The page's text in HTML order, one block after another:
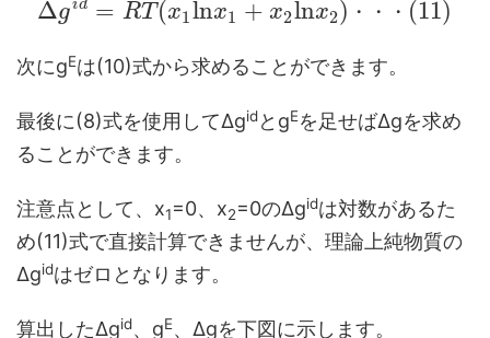
Δgid = RT (x1lnx1 + x2lnx2) ・ ・ ・ (11)
次にgEは(10)式から求めることができます。
最後に(8)式を使用してΔgidとgEを足せばΔgを求め
ることができます。
注意点として、x1=0、x2=0のΔgidは対数があるた
め(11)式で直接計算できませんが、理論上純物質の
Δgidはゼロとなります。
算出したΔgid、gE、Δgを下図に示します。